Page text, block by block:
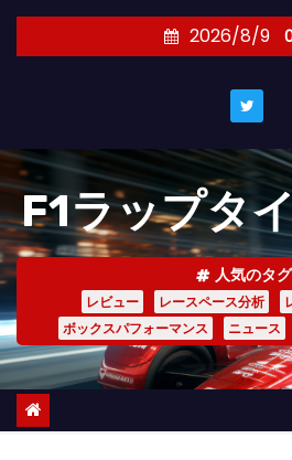
キ
ッ
プ
2026/8/9
F1ラップタ
人気のタグ
レビュー レースペース分析
ボックスパフォーマンス
ニュース